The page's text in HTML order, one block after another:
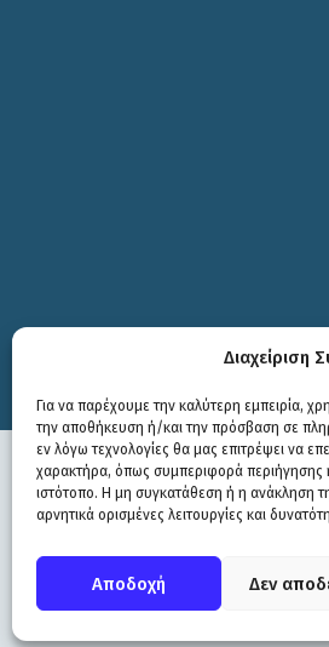
Διαχείριση
Για να παρέχουμε την καλύτερη εμπειρία,
την αποθήκευση ή/και την πρόσβαση σε
εν λόγω τεχνολογίες θα μας επιτρέψει να
χαρακτήρα, όπως συμπεριφορά περιήγησης
ιστότοπο. Η μη συγκατάθεση ή η ανάκληση
αρνητικά ορισμένες λειτουργίες και
Αποδοχή Δεν
© COPYRIGHT ΔΗΜΟΣ
WEB DEVELOPMENT BY